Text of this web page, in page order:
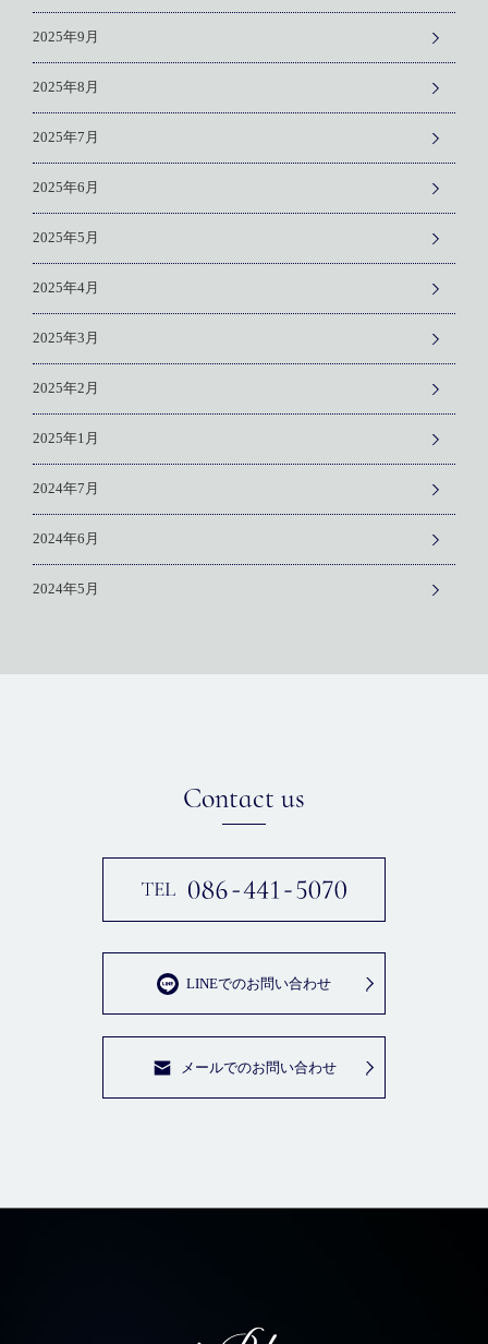
2025年9月
2025年8月
2025年7月
2025年6月
2025年5月
2025年4月
2025年3月
2025年2月
2025年1月
2024年7月
2024年6月
2024年5月
Contact us
LINEでのお問い合わせ
メールでのお問い合わせ